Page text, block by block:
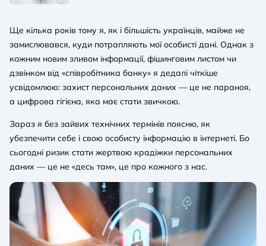
Ще кілька років тому я, як і більшість українців, майже не
замислювався, куди потрапляють мої особисті дані. Однак з
кожним новим зливом інформації, фішинговим листом чи
дзвінком від «співробітника банку» я дедалі чіткіше
усвідомлюю: захист персональних даних — це не параноя,
а цифрова гігієна, яка має стати звичкою.
Зараз я без зайвих технічних термінів поясню, як
убезпечити себе і свою особисту інформацію в інтернеті. Бо
сьогодні ризик стати жертвою крадіжки персональних
даних — це не «десь там», це про кожного з нас.